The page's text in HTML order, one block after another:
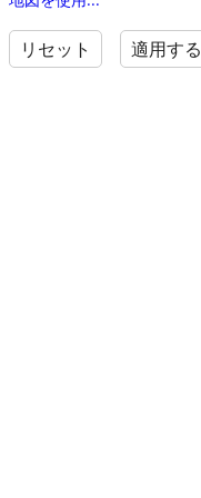
リセット 適用する